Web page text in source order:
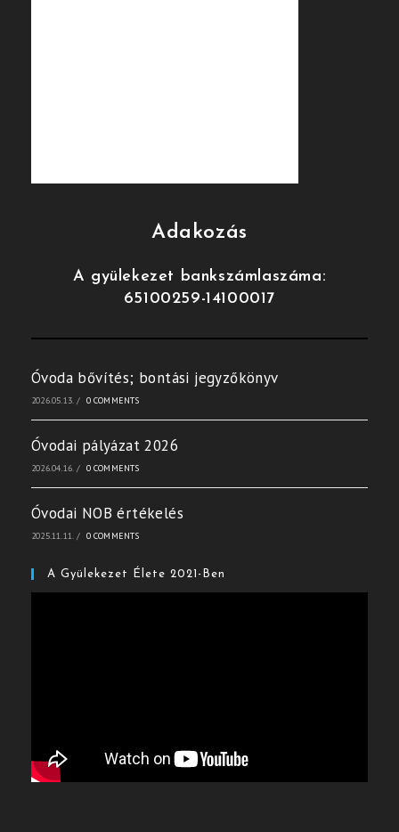
Adakozás
A gyülekezet bankszámlaszáma:
65100259-14100017
Óvoda bővítés; bontási jegyzőkönyv
2026.05.13. / 0 COMMENTS
Óvodai pályázat 2026
2026.04.16. / 0 COMMENTS
Óvodai NOB értékelés
2025.11.11. / 0 COMMENTS
A Gyülekezet Élete 2021-Ben